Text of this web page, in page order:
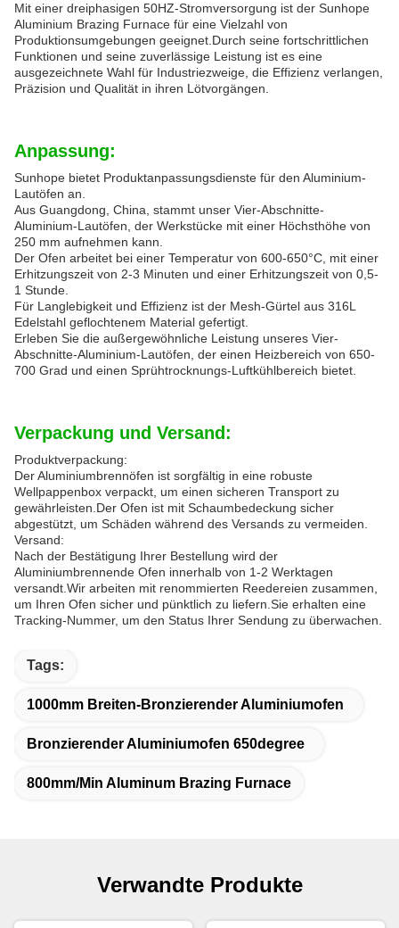
Mit einer dreiphasigen 50HZ-Stromversorgung ist der Sunhope
Aluminium Brazing Furnace für eine Vielzahl von
Produktionsumgebungen geeignet.Durch seine fortschrittlichen
Funktionen und seine zuverlässige Leistung ist es eine
ausgezeichnete Wahl für Industriezweige, die Effizienz verlangen,
Präzision und Qualität in ihren Lötvorgängen.
Anpassung:
Sunhope bietet Produktanpassungsdienste für den Aluminium-
Lautöfen an.
Aus Guangdong, China, stammt unser Vier-Abschnitte-
Aluminium-Lautöfen, der Werkstücke mit einer Höchsthöhe von
250 mm aufnehmen kann.
Der Ofen arbeitet bei einer Temperatur von 600-650°C, mit einer
Erhitzungszeit von 2-3 Minuten und einer Erhitzungszeit von 0,5-
1 Stunde.
Für Langlebigkeit und Effizienz ist der Mesh-Gürtel aus 316L
Edelstahl geflochtenem Material gefertigt.
Erleben Sie die außergewöhnliche Leistung unseres Vier-
Abschnitte-Aluminium-Lautöfen, der einen Heizbereich von 650-
700 Grad und einen Sprühtrocknungs-Luftkühlbereich bietet.
Verpackung und Versand:
Produktverpackung:
Der Aluminiumbrennöfen ist sorgfältig in eine robuste
Wellpappenbox verpackt, um einen sicheren Transport zu
gewährleisten.Der Ofen ist mit Schaumbedeckung sicher
abgestützt, um Schäden während des Versands zu vermeiden.
Versand:
Nach der Bestätigung Ihrer Bestellung wird der
Aluminiumbrennende Ofen innerhalb von 1-2 Werktagen
versandt.Wir arbeiten mit renommierten Reedereien zusammen,
um Ihren Ofen sicher und pünktlich zu liefern.Sie erhalten eine
Tracking-Nummer, um den Status Ihrer Sendung zu überwachen.
Tags:
1000mm Breiten-Bronzierender Aluminiumofen
Bronzierender Aluminiumofen 650degree
800mm/Min Aluminum Brazing Furnace
Verwandte Produkte